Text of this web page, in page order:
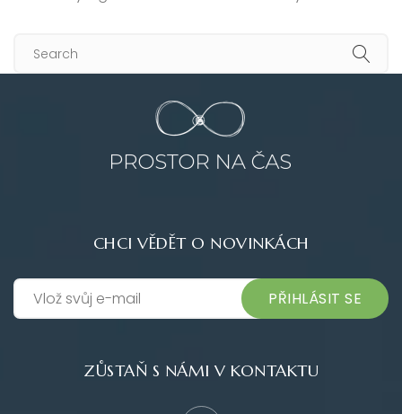
CHCI VĚDĚT O NOVINKÁCH
PŘIHLÁSIT SE
ZŮSTAŇ S NÁMI V KONTAKTU